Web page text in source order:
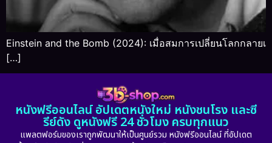
Einstein and the Bomb (2024): เมื่อสมการเปลี่ยนโลกกลายเ
[…]
หนังฟรีออนไลน์ อัปเดตหนังใหม่ หนังชนโรง และซี
รีย์ดัง ดูหนังฟรี 24 ชั่วโมง ครบทุกแนว
แพลตฟอร์มของเราถูกพัฒนาให้เป็นศูนย์รวม หนังฟรีออนไลน์ ที่อัปเดต